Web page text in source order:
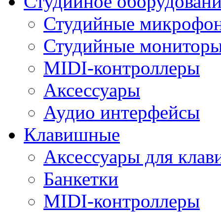
Студийные
Студийные
MIDI-контроллеры
Аксессуары
Аудио интерфейсы
Клавишные
Аксессуары для
Банкетки
MIDI-контроллеры